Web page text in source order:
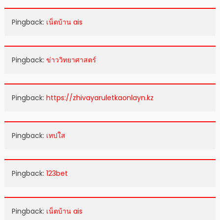
Pingback: เน็ตบ้าน ais
Pingback: ข่าววิทยาศาสตร์
Pingback: https://zhivayaruletkaonlayn.kz
Pingback: เทปใส
Pingback: 123bet
Pingback: เน็ตบ้าน ais